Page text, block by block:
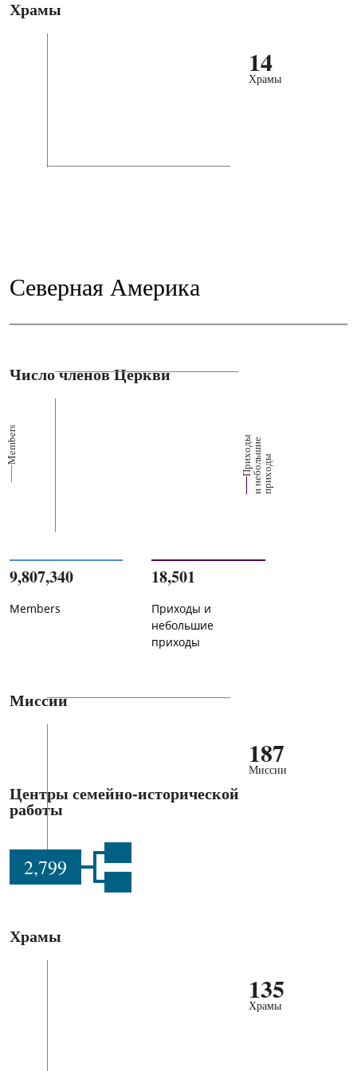
Храмы
14
Храмы
Северная Америка
Число членов Церкви
Members П
р
их
о
д
ы
и
н
е
б
о
ль
ш
ие
п
р
и
х
о
ды
9,807,340
Members
18,501
Приходы и
небольшие
приходы
Миссии
187
Миссии
Центры семейно-исторической
работы
2,799
Храмы
135
Храмы